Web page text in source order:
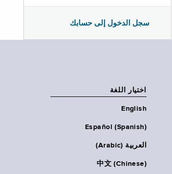
سجل الدخول إلى حسابك
اختيار اللغة
English
Español (Spanish)
العربية (Arabic)
中文 (Chinese)